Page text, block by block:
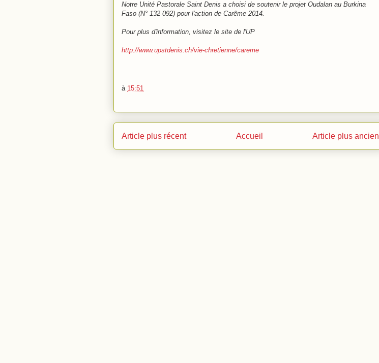
Notre Unité Pastorale Saint Denis a choisi de soutenir le projet Oudalan au Burkina
Faso (N° 132 092) pour l'action de Carême 2014.
Pour plus d'information, visitez le site de l'UP
http://www.upstdenis.ch/vie-chretienne/careme
à 15:51
Article plus récent Article plus ancien
Accueil